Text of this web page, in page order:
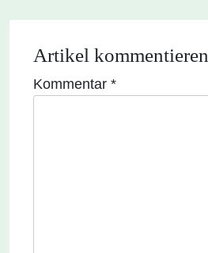
Artikel kommentieren
Kommentar *